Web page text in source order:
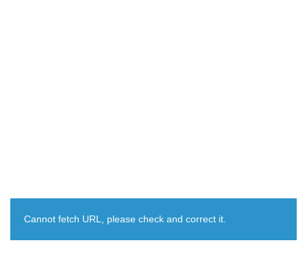
Cannot fetch URL, please check and correct it.